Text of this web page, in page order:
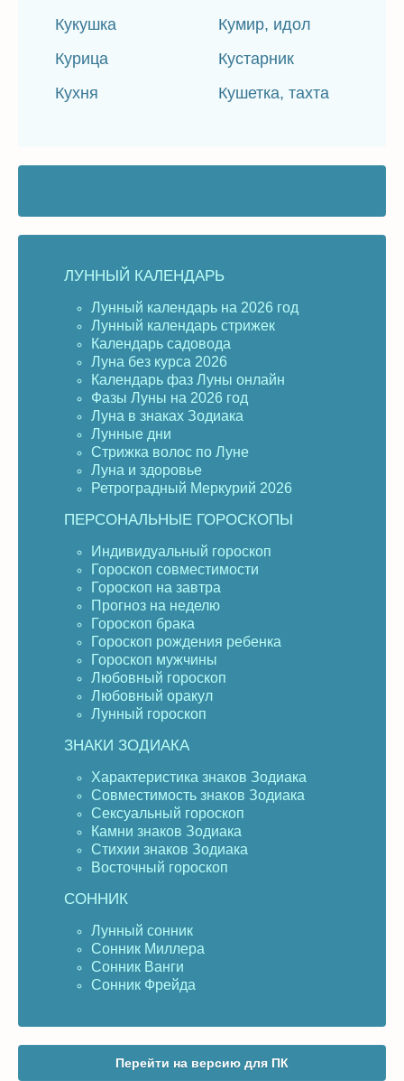
Кукушка
Кумир, идол
Курица
Кустарник
Кухня
Кушетка, тахта
ЛУННЫЙ КАЛЕНДАРЬ
Лунный календарь на 2026 год
Лунный календарь стрижек
Календарь садовода
Луна без курса 2026
Календарь фаз Луны онлайн
Фазы Луны на 2026 год
Луна в знаках Зодиака
Лунные дни
Стрижка волос по Луне
Луна и здоровье
Ретроградный Меркурий 2026
ПЕРСОНАЛЬНЫЕ ГОРОСКОПЫ
Индивидуальный гороскоп
Гороскоп совместимости
Гороскоп на завтра
Прогноз на неделю
Гороскоп брака
Гороскоп рождения ребенка
Гороскоп мужчины
Любовный гороскоп
Любовный оракул
Лунный гороскоп
ЗНАКИ ЗОДИАКА
Характеристика знаков Зодиака
Совместимость знаков Зодиака
Сексуальный гороскоп
Камни знаков Зодиака
Стихии знаков Зодиака
Восточный гороскоп
СОННИК
Лунный сонник
Сонник Миллера
Сонник Ванги
Сонник Фрейда
Перейти на версию для ПК